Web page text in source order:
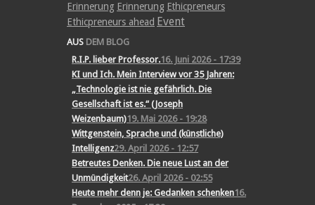
Erinnerung Erinnerung Ethicpreneurs
Ethicpreneurs ahead Event
AUS DEM BLOG
R.I.P. lieber Professor.16. Juni 2026 - 17:39
KI und Ich. Mein Interview vor 35 Jahren:
„Technologie ist nie gefährlich. Die
Gesellschaft ist es.“ (Joseph
Weizenbaum)19. Mai 2026 - 19:28
Wittgenstein, Sprache und (künstliche)
Intelligenz29. April 2026 - 12:57
Betreutes Denken. Die neue Lust an der
Unmündigkeit26. April 2026 - 02:55
Heute mehr denn je: Gedanken schenken16.